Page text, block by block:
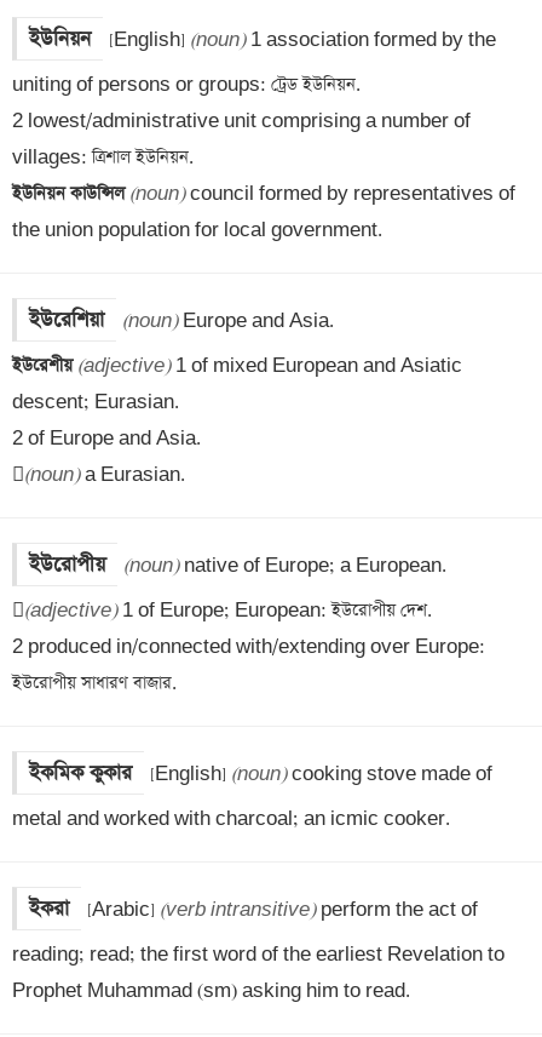
ইউনিয়ন [English] (noun) 1 association formed by the
uniting of persons or groups: ট্রেড ইউনিয়ন.
2 lowest/administrative unit comprising a number of
ইউনিয়ন কাউন্সিল (noun) council formed by representatives of
the union population for local government.
ইউরেশিয়া (noun)
ইউরেশীয় (adjective) 1 of mixed European and Asiatic
descent; Eurasian.
2 of Europe and Asia.
(noun) a Eurasian.
ইউরোপীয় (noun) native of Europe; a European.
(adjective) 1 of Europe; European: ইউরোপীয় দেশ.
2 produced in/connected with/extending over Europe:
ইউরোপীয় সাধারণ বাজার.
ইকমিক কুকার [English] (noun) cooking stove made of
metal and worked with charcoal; an icmic cooker.
ইকরা [Arabic] (verb intransitive) perform the act of
reading; read; the first word of the earliest Revelation to
Prophet Muhammad (sm) asking him to read.